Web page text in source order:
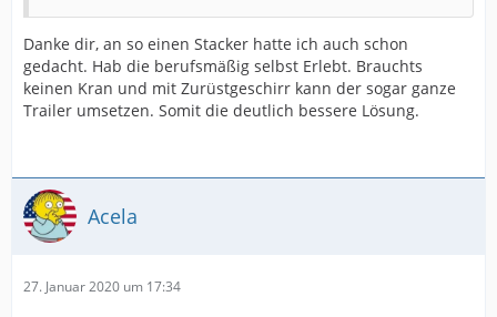
Danke dir, an so einen Stacker hatte ich auch schon
gedacht. Hab die berufsmäßig selbst Erlebt. Brauchts
keinen Kran und mit Zurüstgeschirr kann der sogar ganze
Trailer umsetzen. Somit die deutlich bessere Lösung.
Acela
27. Januar 2020 um 17:34